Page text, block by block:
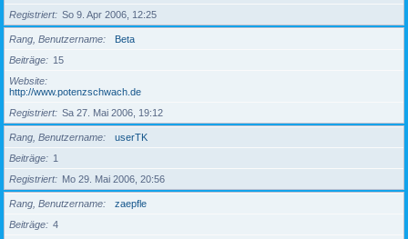
Registriert
So 9. Apr 2006, 12:25
Rang, Benutzername
Beta
Beiträge
15
Website
http://www.potenzschwach.de
Registriert
Sa 27. Mai 2006, 19:12
Rang, Benutzername
userTK
Beiträge
1
Registriert
Mo 29. Mai 2006, 20:56
Rang, Benutzername
zaepfle
Beiträge
4